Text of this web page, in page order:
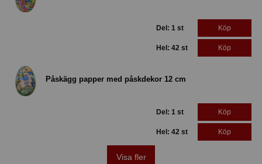
Del: 1 st Köp
Hel: 42 st Köp
Påskägg papper med påskdekor 12 cm
Del: 1 st Köp
Hel: 42 st Köp
Visa fler